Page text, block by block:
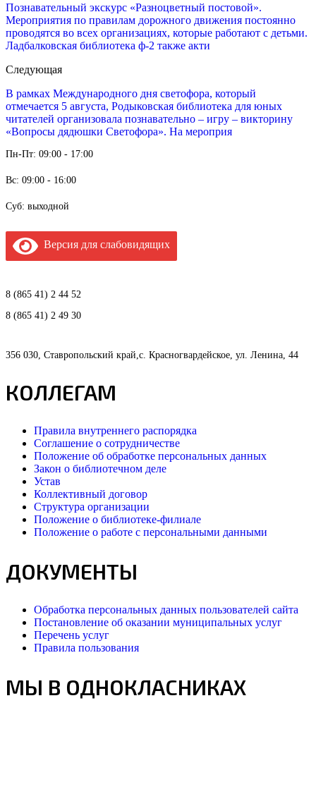
Познавательный экскурс «Разноцветный постовой».
Мероприятия по правилам дорожного движения постоянно
проводятся во всех организациях, которые работают с детьми.
Ладбалковская библиотека ф-2 также акти
Следующая
В рамках Международного дня светофора, который
отмечается 5 августа, Родыковская​ библиотека для юных
читателей организовала познавательно – игру – викторину​
«Вопросы дядюшки Светофора». На мероприя
Пн-Пт: 09:00 - 17:00
Вс: 09:00 - 16:00
Суб: выходной
Версия для слабовидящих
8 (865 41) 2 44 52
8 (865 41) 2 49 30
356 030, Ставропольский край,с. Красногвардейское, ул. Ленина, 44
КОЛЛЕГАМ
Правила внутреннего распорядка
Соглашение о сотрудничестве
Положение об обработке персональных данных
Закон о библиотечном деле
Устав
Коллективный договор
Структура организации
Положение о библиотеке-филиале
Положение о работе с персональными данными
ДОКУМЕНТЫ
Обработка персональных данных пользователей сайта
Постановление об оказании муниципальных услуг
Перечень услуг
Правила пользования
МЫ В ОДНОКЛАСНИКАХ